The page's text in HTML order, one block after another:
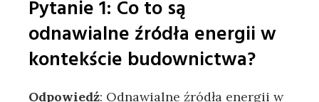
Pytanie 1: Co to są
odnawialne źródła energii w
kontekście budownictwa?
Odpowiedź: Odnawialne źródła ​energii w